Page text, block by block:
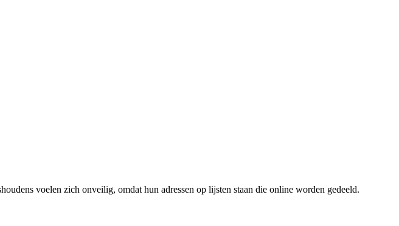
voelen zich onveilig, omdat hun adressen op lijsten staan die online worden gedeeld.